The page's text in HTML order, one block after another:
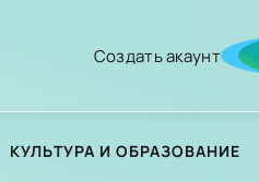
Создать акаунт
КУЛЬТУРА И ОБРАЗОВАНИЕ